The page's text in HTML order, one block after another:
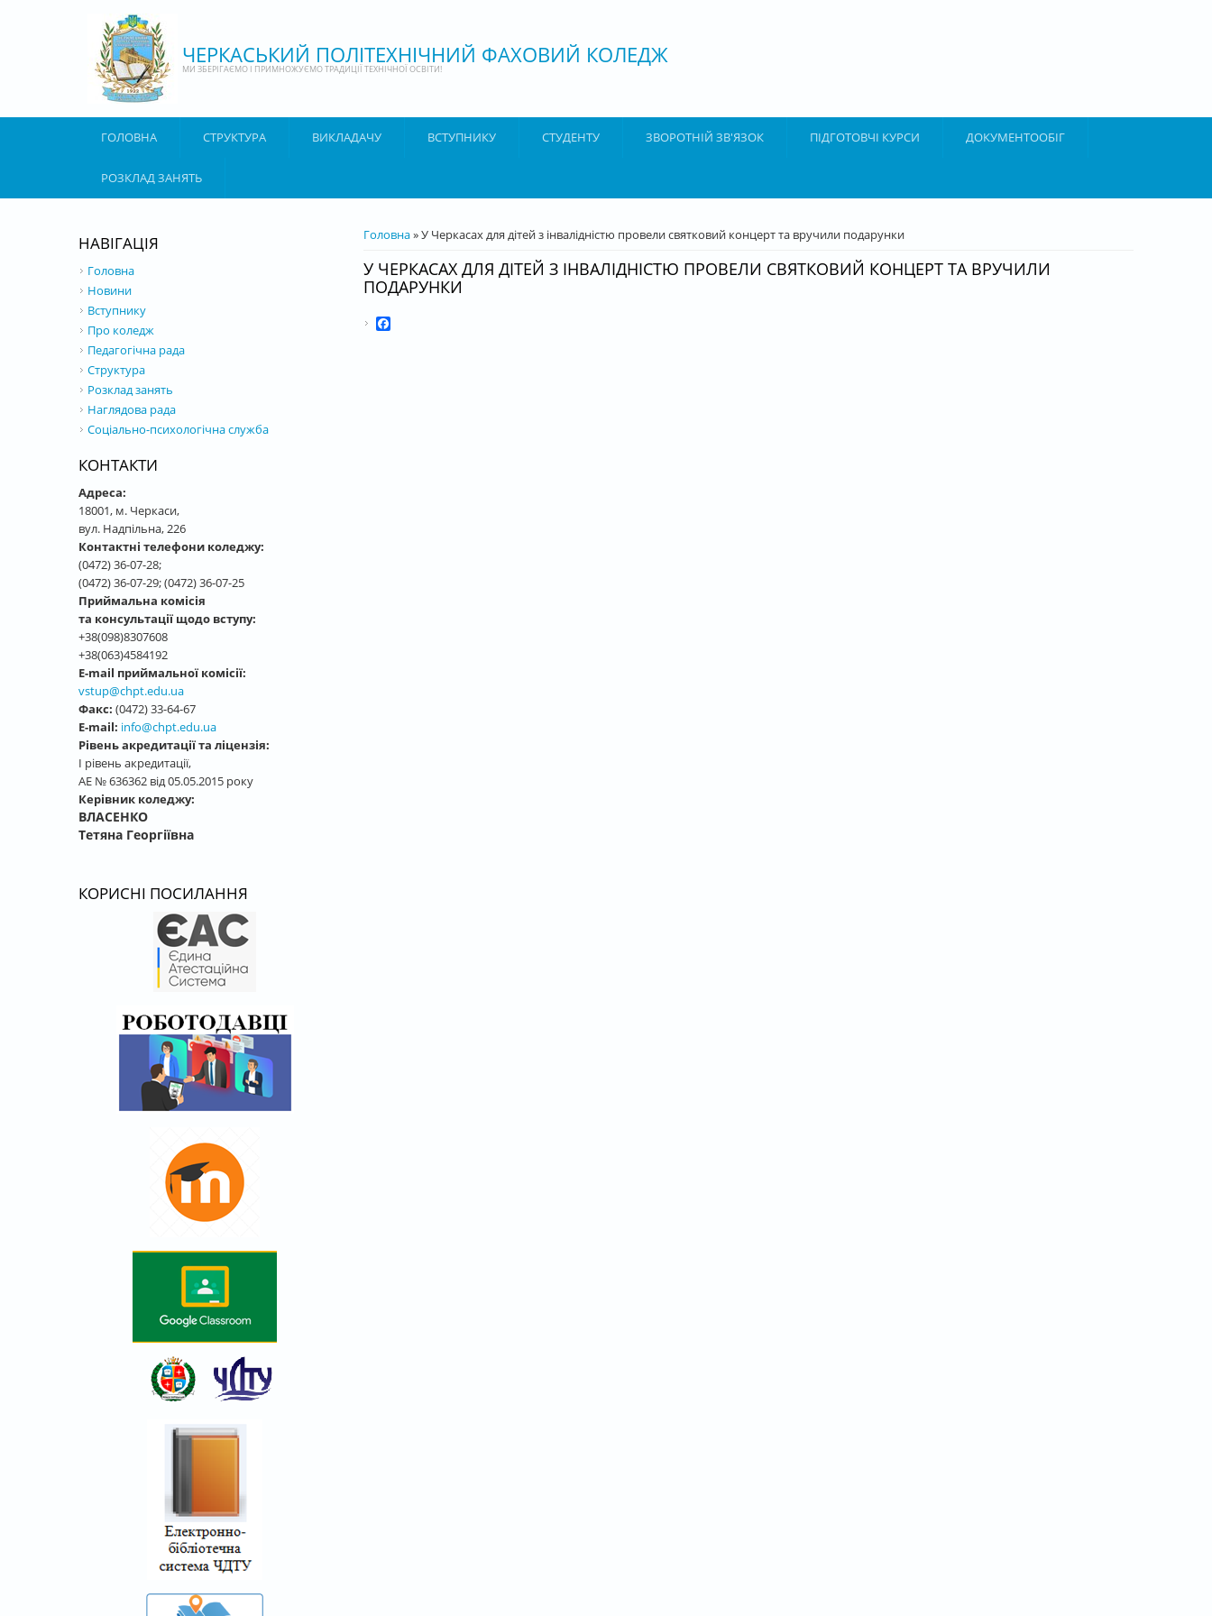
ЧЕРКАСЬКИЙ ПОЛІТЕХНІЧНИЙ ФАХОВИЙ КОЛЕДЖ
МИ ЗБЕРІГАЄМО І ПРИМНОЖУЄМО ТРАДИЦІЇ ТЕХНІЧНОЇ ОСВІТИ!
ГОЛОВНА СТРУКТУРА ВИКЛАДАЧУ ВСТУПНИКУ СТУДЕНТУ ЗВОРОТНІЙ ЗВ'ЯЗОК ПІДГОТОВЧІ КУРСИ ДОКУМЕНТООБІГ
РОЗКЛАД ЗАНЯТЬ
ВИ Є ТУТ
Головна» У Черкасах для дітей з інвалідністю провели святковий концерт та вручили подарунки
У ЧЕРКАСАХ ДЛЯ ДІТЕЙ З ІНВАЛІДНІСТЮ ПРОВЕЛИ СВЯТКОВИЙ КОНЦЕРТ ТА ВРУЧИЛИ
ПОДАРУНКИ
Facebook
НАВІГАЦІЯ
Головна
Новини
Вступнику
Про коледж
Педагогічна рада
Структура
Розклад занять
Наглядова рада
Соціально-психологічна служба
КОНТАКТИ
Адреса:
18001, м. Черкаси,
вул. Надпільна, 226
Контактні телефони коледжу:
(0472) 36-07-28;
(0472) 36-07-29; (0472) 36-07-25
Приймальна комісія
та консультації щодо вступу:
+38(098)8307608
+38(063)4584192
E-mail приймальної комісії:
vstup@chpt.edu.ua
Факс: (0472) 33-64-67
E-mail: info@chpt.edu.ua
Рівень акредитації та ліцензія:
І рівень акредитації,
АЕ № 636362 від 05.05.2015 року
Керівник коледжу:
ВЛАСЕНКО
Тетяна Георгіївна
КОРИСНІ ПОСИЛАННЯ